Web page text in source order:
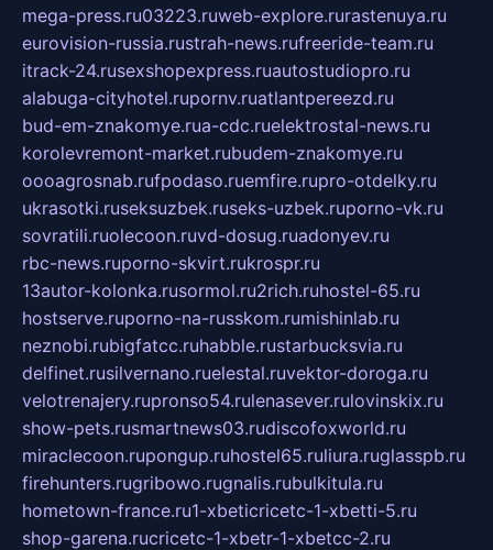
mega-press.ru03223.ruweb-explore.rurastenuya.ru
eurovision-russia.rustrah-news.rufreeride-team.ru
itrack-24.rusexshopexpress.ruautostudiopro.ru
alabuga-cityhotel.rupornv.ruatlantpereezd.ru
bud-em-znakomye.rua-cdc.ruelektrostal-news.ru
korolevremont-market.rubudem-znakomye.ru
oooagrosnab.rufpodaso.ruemfire.rupro-otdelky.ru
ukrasotki.ruseksuzbek.ruseks-uzbek.ruporno-vk.ru
sovratili.ruolecoon.ruvd-dosug.ruadonyev.ru
rbc-news.ruporno-skvirt.rukrospr.ru
13autor-kolonka.rusormol.ru2rich.ruhostel-65.ru
hostserve.ruporno-na-russkom.rumishinlab.ru
neznobi.rubigfatcc.ruhabble.rustarbucksvia.ru
delfinet.rusilvernano.ruelestal.ruvektor-doroga.ru
velotrenajery.rupronso54.rulenasever.rulovinskix.ru
show-pets.rusmartnews03.rudiscofoxworld.ru
miraclecoon.rupongup.ruhostel65.ruliura.ruglasspb.ru
firehunters.rugribowo.rugnalis.rubulkitula.ru
hometown-france.ru1-xbeticricetc-1-xbetti-5.ru
shop-garena.rucricetc-1-xbetr-1-xbetcc-2.ru